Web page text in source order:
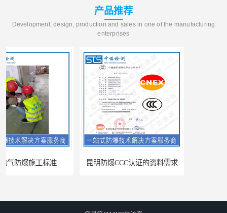
产品推荐
Development, design, production and sales in one of the manufacturing
enterprises
昆明防爆CCC认证的资料需求 合肥IECEx标志认证发证机构